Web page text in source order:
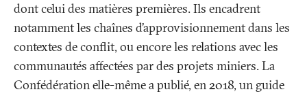
dont celui des matières premières. Ils encadrent
notamment les chaînes d’approvisionnement dans les
contextes de conflit, ou encore les relations avec les
communautés affectées par des projets miniers. La
Confédération elle-même a publié, en 2018, un guide